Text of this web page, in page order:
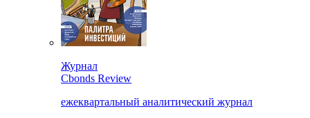
Журнал
Cbonds Review
ежеквартальный аналитический журнал